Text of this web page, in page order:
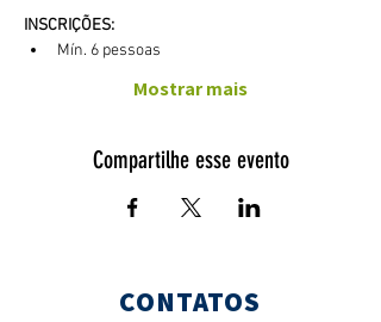
INSCRIÇÕES:
Mín. 6 pessoas
Mostrar mais
Compartilhe esse evento
CONTATOS